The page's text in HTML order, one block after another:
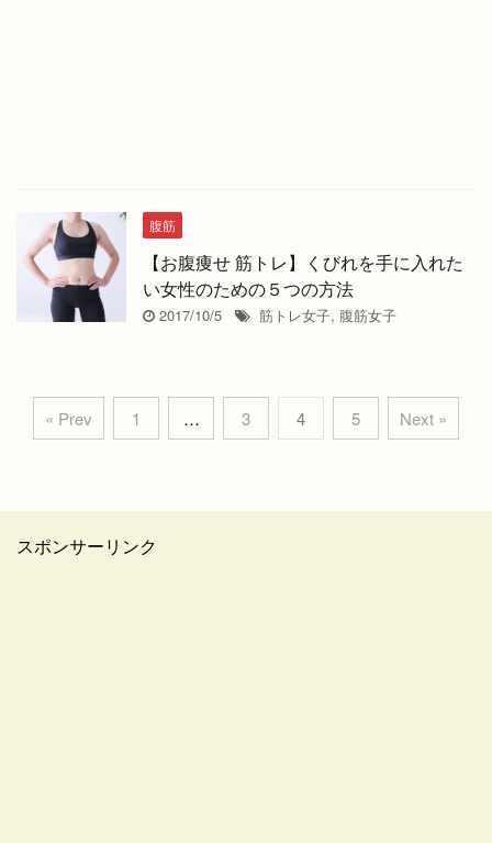
腹筋
【お腹痩せ 筋トレ】くびれを手に入れた
い女性のための５つの方法
2017/10/5 筋トレ女子, 腹筋女子
« Prev 1 … 3 4 5 Next »
スポンサーリンク